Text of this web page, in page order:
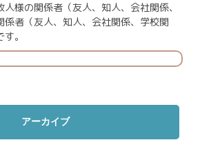
様の関係者（友人、知人、会社関係、
係者（友人、知人、会社関係、学校関
。
アーカイブ